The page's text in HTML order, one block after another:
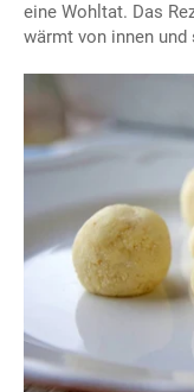
eine Wohltat. Das
wärmt von innen und